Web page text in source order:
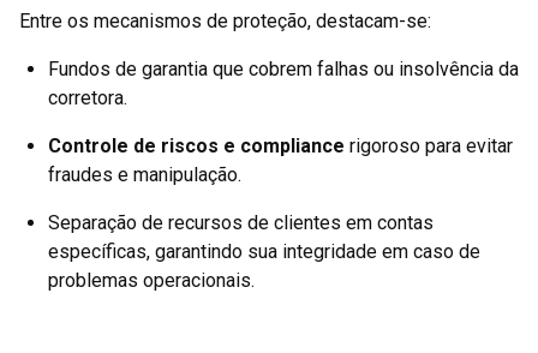
Entre os mecanismos de proteção, destacam-se:
Fundos de garantia que cobrem falhas ou insolvência da
corretora.
Controle de riscos e compliance rigoroso para evitar
fraudes e manipulação.
Separação de recursos de clientes em contas
específicas, garantindo sua integridade em caso de
problemas operacionais.